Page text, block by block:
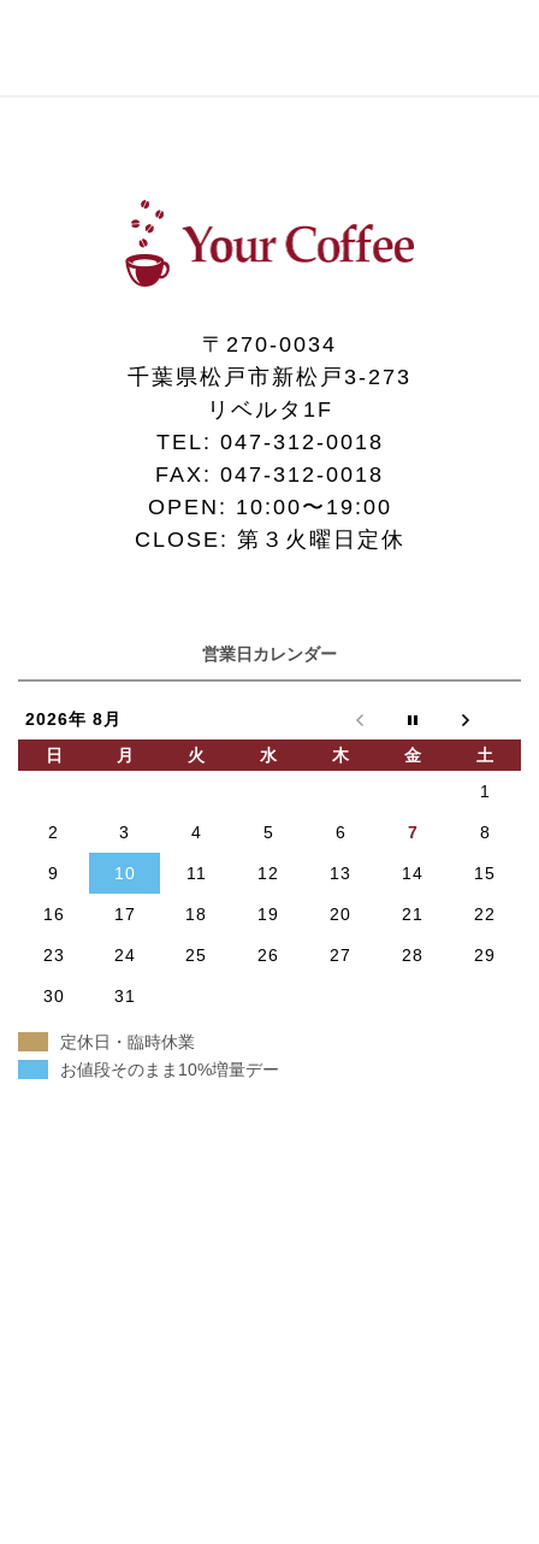
〒270-0034
千葉県松戸市新松戸3-273
リベルタ1F
TEL: 047-312-0018
FAX: 047-312-0018
OPEN: 10:00〜19:00
CLOSE: 第３火曜日定休
営業日カレンダー
2026年 8月
日
月 火 水 木 金
土
1
2 3 4 5 6 7 8
9 10 11 12 13 14 15
16 17 18 19 20 21 22
23 24 25 26 27 28 29
30 31
定休日・臨時休業
お値段そのまま10%増量デー